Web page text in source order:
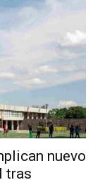
nuevo
tras